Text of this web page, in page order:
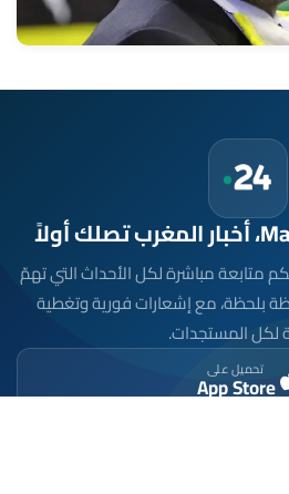
المغرب 24 يوفّر لكم متابعة مباشرة لكل الأحداث التي تهمّ
بلحظة، مع إشعارات فورية وتغطية
لكل المستجدات.
تحميل على
App Store